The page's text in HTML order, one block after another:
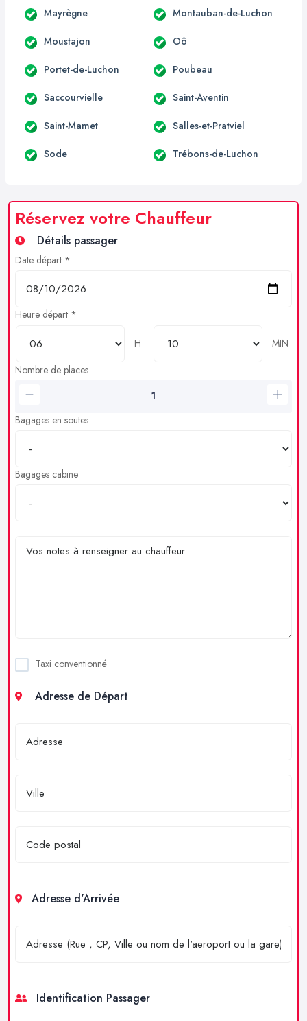
Mayrègne Montauban-de-Luchon
Moustajon Oô
Portet-de-Luchon Poubeau
Saccourvielle Saint-Aventin
Saint-Mamet Salles-et-Pratviel
Sode Trébons-de-Luchon
Réservez votre Chauffeur
Détails passager
Date départ *
Heure départ *
H
MIN
Nombre de places
Bagages en soutes
Bagages cabine
Taxi conventionné
Adresse de Départ
Adresse d'Arrivée
Identification Passager